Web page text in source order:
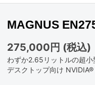
MAGNUS
275,000円 (税込)
わずか2.65リットルの超
デスクトップ向け NVIDIA®